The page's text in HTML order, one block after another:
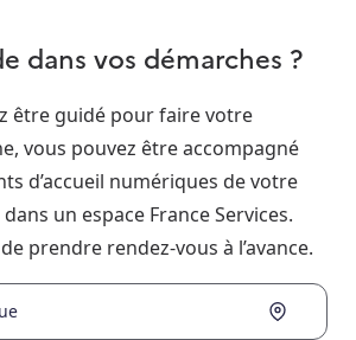
dans vos démarches ?
être guidé pour faire votre
vous pouvez être accompagné
d’accueil numériques de votre
un espace France Services.
prendre rendez-vous à l’avance.